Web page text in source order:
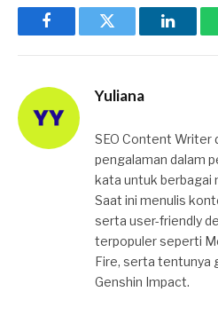
FacebookTwitter
Yuliana
SEO Content Writer
pengalaman dalam
kata untuk berbagai
Saat ini menulis
serta user-friendly
terpopuler seperti
Fire, serta tentunya
Genshin Impact.